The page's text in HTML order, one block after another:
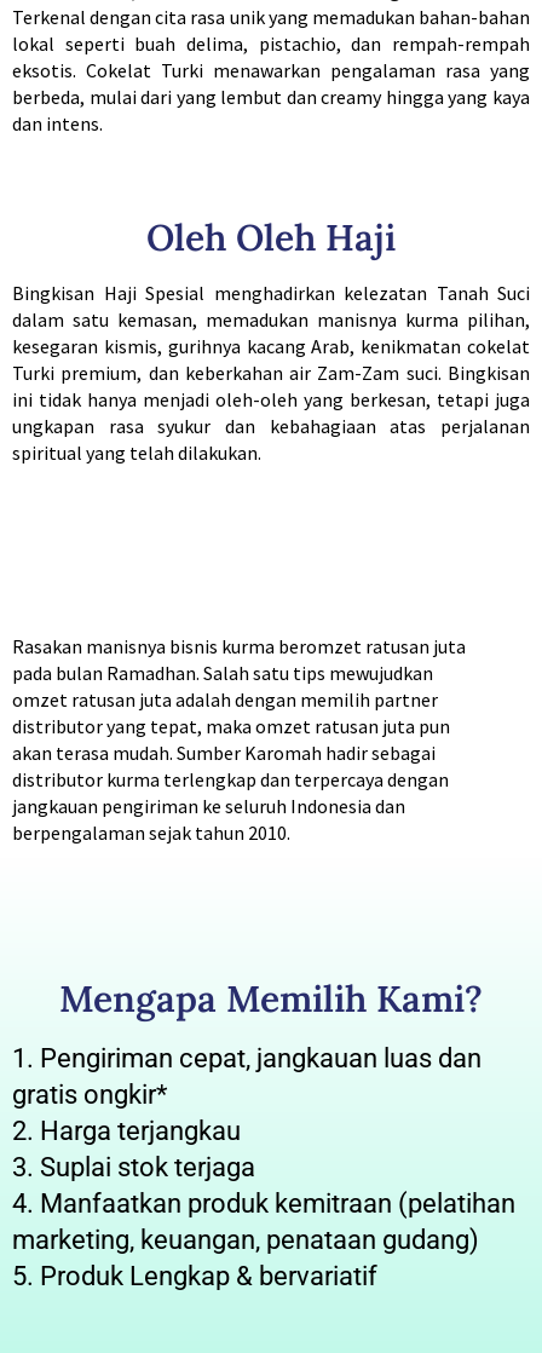
Terkenal dengan cita rasa unik yang memadukan bahan-bahan
lokal seperti buah delima, pistachio, dan rempah-rempah
eksotis. Cokelat Turki menawarkan pengalaman rasa yang
berbeda, mulai dari yang lembut dan creamy hingga yang kaya
dan intens.
Oleh Oleh Haji
Bingkisan Haji Spesial menghadirkan kelezatan Tanah Suci
dalam satu kemasan, memadukan manisnya kurma pilihan,
kesegaran kismis, gurihnya kacang Arab, kenikmatan cokelat
Turki premium, dan keberkahan air Zam-Zam suci. Bingkisan
ini tidak hanya menjadi oleh-oleh yang berkesan, tetapi juga
ungkapan rasa syukur dan kebahagiaan atas perjalanan
spiritual yang telah dilakukan.
Rasakan manisnya bisnis kurma beromzet ratusan juta
pada bulan Ramadhan. Salah satu tips mewujudkan
omzet ratusan juta adalah dengan memilih partner
distributor yang tepat, maka omzet ratusan juta pun
akan terasa mudah. Sumber Karomah hadir sebagai
distributor kurma terlengkap dan terpercaya dengan
jangkauan pengiriman ke seluruh Indonesia dan
berpengalaman sejak tahun 2010.
Mengapa Memilih Kami?
1. Pengiriman cepat, jangkauan luas dan
gratis ongkir*
2. Harga terjangkau
3. Suplai stok terjaga
4. Manfaatkan produk kemitraan (pelatihan
marketing, keuangan, penataan gudang)
5. Produk Lengkap & bervariatif